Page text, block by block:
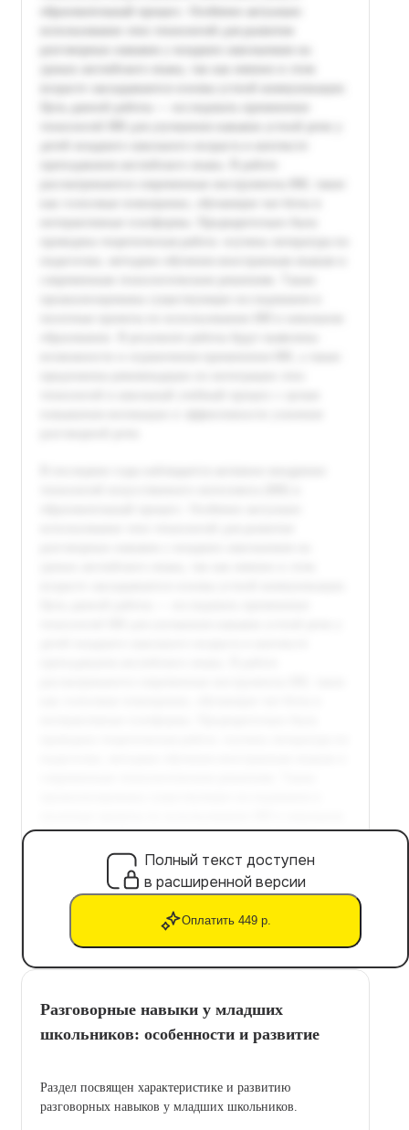
Полный текст доступен
в расширенной версии
Оплатить 449 р.
Разговорные навыки у младших
школьников: особенности и развитие
Раздел посвящен характеристике и развитию
разговорных навыков у младших школьников.